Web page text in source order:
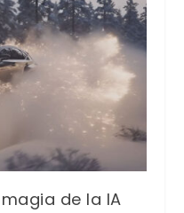
de la IA